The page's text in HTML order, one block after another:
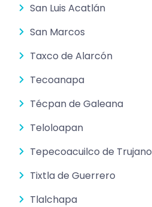
San Luis Acatlán
San Marcos
Taxco de Alarcón
Tecoanapa
Técpan de Galeana
Teloloapan
Tepecoacuilco de Trujano
Tixtla de Guerrero
Tlalchapa